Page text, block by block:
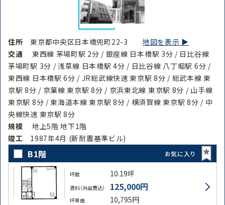
住所東京都中央区日本橋兜町22-3地図を表示 ▶︎
交通
東西線 茅場町駅 2分 / 銀座線 日本橋駅 3分 / 日比谷線
茅場町駅 3分 / 浅草線 日本橋駅 4分 / 日比谷線 八丁堀駅 6分 /
東西線 日本橋駅 6分 / JR総武線快速 東京駅 8分 / 総武本線 東
京駅 8分 / 京葉線 東京駅 8分 / 京浜東北線 東京駅 8分 / 山手線
東京駅 8分 / 東海道本線 東京駅 8分 / 横須賀線 東京駅 8分 / 中
央線快速 東京駅 8分
規模
地上5階 地下1階
竣⼯ 1987年4月 (新耐震基準ビル)
B1階 お気に入り
坪数 10.19坪
賃料（共益費込） 125,000円
坪単価 10,795円